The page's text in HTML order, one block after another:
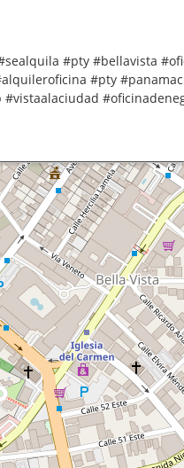
#pty #bellavista
#pty
#vistaalaciudad